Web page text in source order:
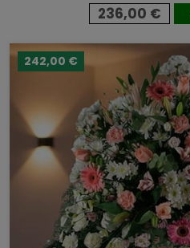
236,00 €
242,00 €